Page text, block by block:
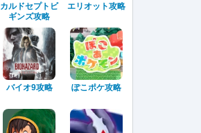
カルドセプトビ
ギンズ攻略
エリオット攻略
バイオ9攻略 ぽこポケ攻略